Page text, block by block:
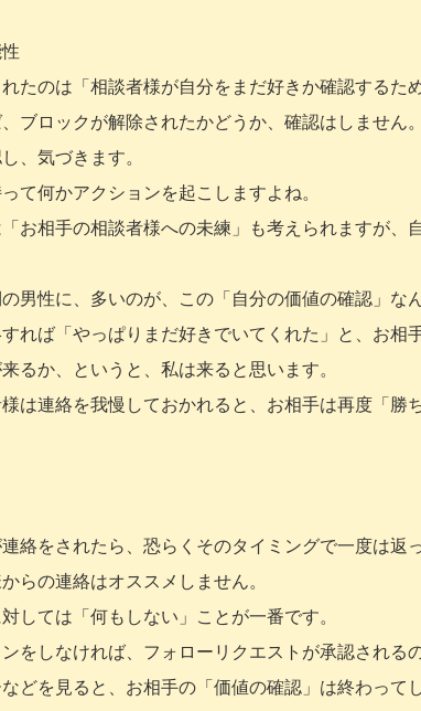
たのは「相談者様が自分をまだ好きか確認するた
ブロックが解除されたかどうか、確認はしません。
、気づきます。
て何かアクションを起こしますよね。
お相手の相談者様への未練」も考えられますが、
男性に、多いのが、この「自分の価値の確認」なん
れば「やっぱりまだ好きでいてくれた」と、お相
るか、というと、私は来ると思います。
は連絡を我慢しておかれると、お相手は再度「勝
絡をされたら、恐らくそのタイミングで一度は返
らの連絡はオススメしません。
しては「何もしない」ことが一番です。
をしなければ、フォローリクエストが承認される
どを見ると、お相手の「価値の確認」は終わって